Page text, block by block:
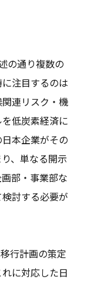
の通り複数の
注目するのは
関連リスク・機
低炭素経済に
本企業がその
、単なる開示
部・事業部な
討する必要が
行計画の策定
に対応した日